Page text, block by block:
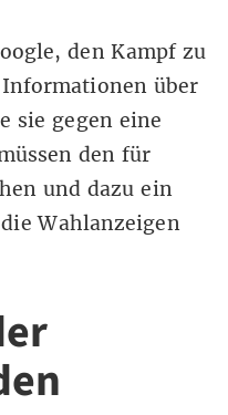
den Kampf zu
über
sie gegen eine
den für
und dazu ein
Wahlanzeigen